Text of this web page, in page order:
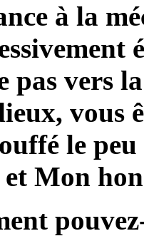
à la
pas vers
vous
le
et Mon